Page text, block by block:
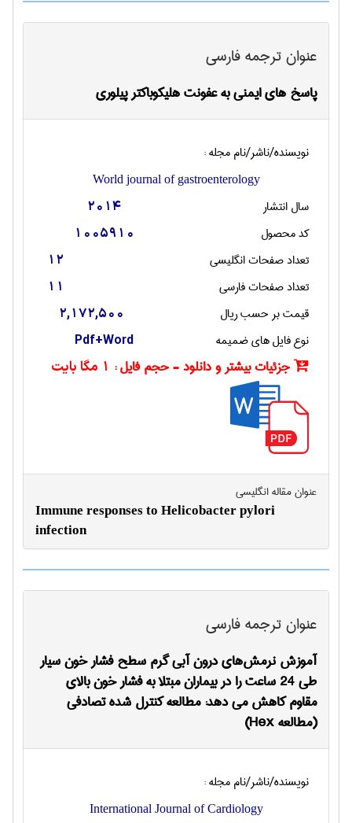
عنوان ترجمه فارسی
پاسخ های ایمنی به عفونت هلیکوباکتر پیلوری
نویسنده/ناشر/نام مجله :
World journal of gastroenterology
سال انتشار 2014
کد محصول 1005910
تعداد صفحات انگليسی 12
تعداد صفحات فارسی 11
قیمت بر حسب ریال 2,172,500
نوع فایل های ضمیمه Pdf+Word
جزئیات بیشتر و دانلود - حجم فایل : 1 مگا بایت
عنوان مقاله انگليسی
Immune responses to Helicobacter pylori
infection
عنوان ترجمه فارسی
آموزش نرمش‌های درون آبی گرم سطح فشار خون سیار
طی 24 ساعت را در بیماران مبتلا به فشار خون بالای
مقاوم کاهش می دهد: مطالعه کنترل شده تصادفی
(مطالعه Hex)
نویسنده/ناشر/نام مجله :
International Journal of Cardiology